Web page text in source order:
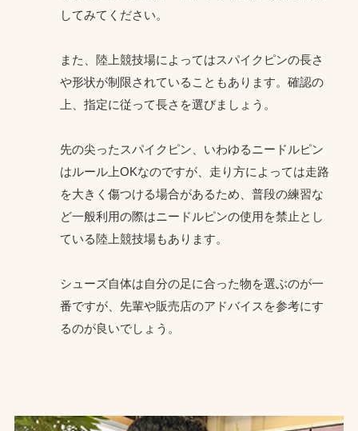
してみてください。
また、陸上競技場によってはスパイクピンの長さ
や形状が制限されていることもあります。確認の
上、指定に従って長さを選びましょう。
先の尖ったスパイクピン、いわゆるニードルピン
はルール上OKなのですが、走り方によっては走路
を大きく傷つける場合があるため、普段の練習な
ど一般利用の際はニードルピンの使用を禁止とし
ている陸上競技場もあります。
シューズ自体は自分の足に合った物を選ぶのが一
番ですが、先輩や販売店のアドバイスを参考にす
るのが良いでしょう。